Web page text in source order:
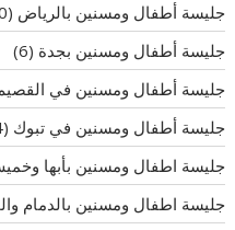
جليسة أطفال ومسنين بالرياض (20)
جليسة أطفال ومسنين بجدة (6)
جليسة أطفال ومسنين في
جليسة أطفال ومسنين في تبوك (4)
جليسة اطفال ومسنين بأبها
جليسة اطفال ومسنين بالدمام